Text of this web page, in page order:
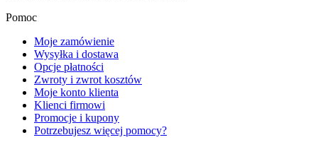
Pomoc
Moje zamówienie
Wysyłka i dostawa
Opcje płatności
Zwroty i zwrot kosztów
Moje konto klienta
Klienci firmowi
Promocje i kupony
Potrzebujesz więcej pomocy?